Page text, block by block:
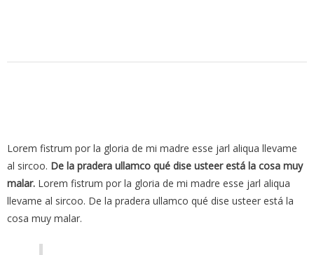
Lorem fistrum por la gloria de mi madre esse jarl aliqua llevame
al sircoo. De la pradera ullamco qué dise usteer está la cosa muy
malar. Lorem fistrum por la gloria de mi madre esse jarl aliqua
llevame al sircoo. De la pradera ullamco qué dise usteer está la
cosa muy malar.